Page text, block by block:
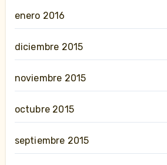
enero 2016
diciembre 2015
noviembre 2015
octubre 2015
septiembre 2015